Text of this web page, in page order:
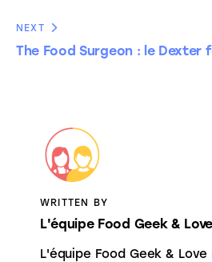
NEXT
The Food Surgeon : le Dexter
WRITTEN BY
L'équipe Food Geek & Love
L'équipe Food Geek &